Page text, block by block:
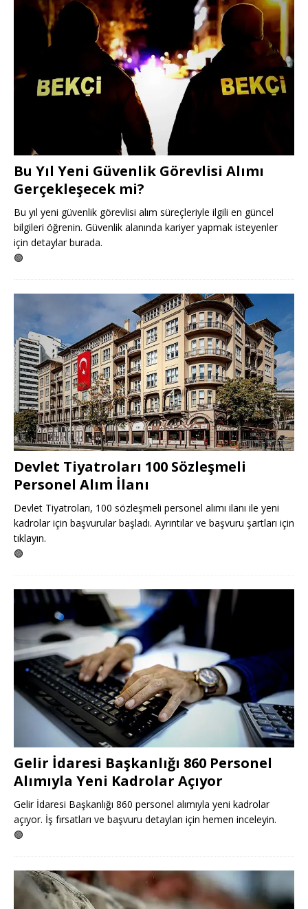
Bu Yıl Yeni Güvenlik Görevlisi Alımı
Gerçekleşecek mi?
Bu yıl yeni güvenlik görevlisi alım süreçleriyle ilgili en güncel
bilgileri öğrenin. Güvenlik alanında kariyer yapmak isteyenler
için detaylar burada.
🟢
Devlet Tiyatroları 100 Sözleşmeli
Personel Alım İlanı
Devlet Tiyatroları, 100 sözleşmeli personel alımı ilanı ile yeni
kadrolar için başvurular başladı. Ayrıntılar ve başvuru şartları için
tıklayın.
🟢
Gelir İdaresi Başkanlığı 860 Personel
Alımıyla Yeni Kadrolar Açıyor
Gelir İdaresi Başkanlığı 860 personel alımıyla yeni kadrolar
açıyor. İş fırsatları ve başvuru detayları için hemen inceleyin.
🟢